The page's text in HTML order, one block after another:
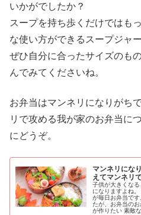
いかがでしたか？
スープを持ち歩くだけではも
な使い方ができるスープジャー
ぜひ自分に合ったサイズのも
んでみてくださいね。
お弁当はマンネリになりがち
リで攻める我が家のお弁当に
にどうぞ。
マンネリにな
えてマンネリ
子供が大きくな
になりますよね
が毎日お弁当で
たが、お弁当の
が作りたい 素敵